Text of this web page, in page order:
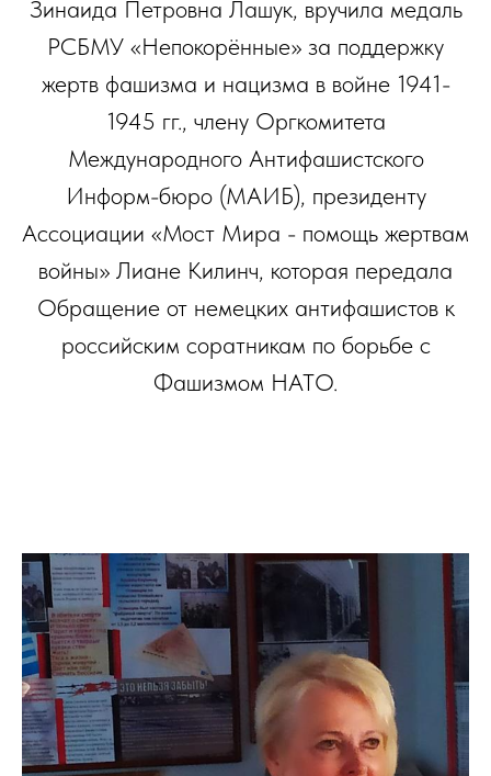
Зинаида Петровна Лашук, вручила медаль
РСБМУ «Непокорённые» за поддержку
жертв фашизма и нацизма в войне 1941-
1945 гг., члену Оргкомитета
Международного Антифашистского
Информ-бюро (МАИБ), президенту
Ассоциации «Мост Мира - помощь жертвам
войны» Лиане Килинч, которая передала
Обращение от немецких антифашистов к
российским соратникам по борьбе с
Фашизмом НАТО.